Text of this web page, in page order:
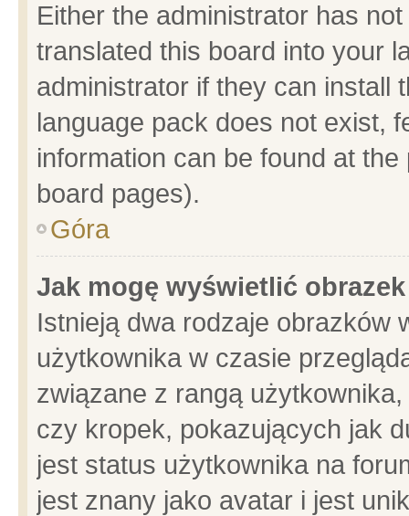
Either the administrator has
translated this board into your
administrator if they can install
language pack does not exist,
information can be found at
board pages).
Góra
Jak mogę wyświetlić
Istnieją dwa rodzaje obrazków
użytkownika w czasie
związane z rangą
czy kropek, pokazujących jak
jest status użytkownika na
jest znany jako avatar i jest